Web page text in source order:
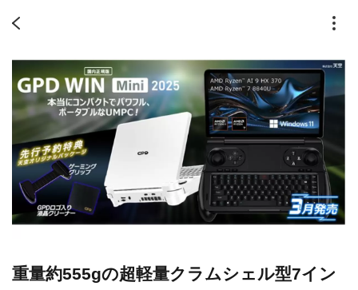
重量約555gの超軽量クラムシェル型7イン